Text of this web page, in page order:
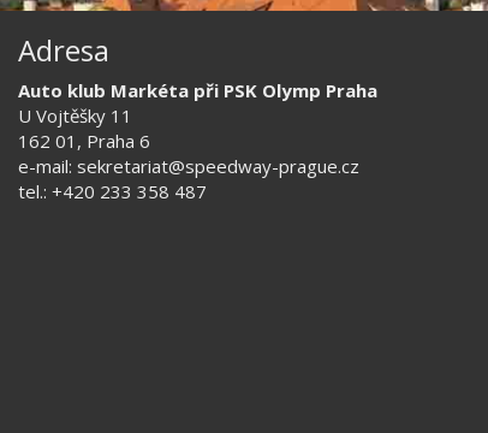
Adresa
Auto klub Markéta při PSK Olymp Praha
U Vojtěšky 11
162 01, Praha 6
e-mail: sekretariat@speedway-prague.cz
tel.: +420 233 358 487